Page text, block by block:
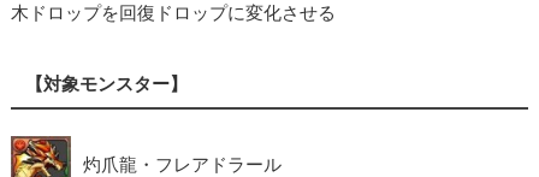
木ドロップを回復ドロップに変化させる
【対象モンスター】
灼爪龍・フレアドラール